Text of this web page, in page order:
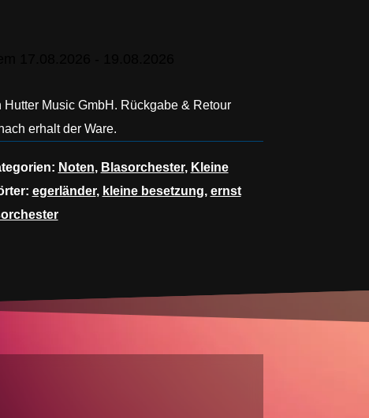
Hutter Music GmbH. Rückgabe & Retour
erhalt der Ware.
Noten, Blasorchester, Kleine
egerländer, kleine besetzung, ernst